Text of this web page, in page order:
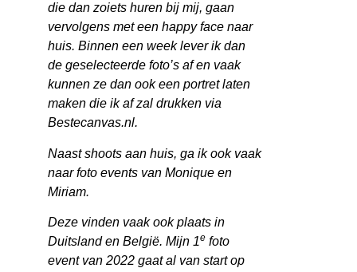
die dan zoiets huren bij mij, gaan
vervolgens met een happy face naar
huis. Binnen een week lever ik dan
de geselecteerde foto’s af en vaak
kunnen ze dan ook een portret laten
maken die ik af zal drukken via
Bestecanvas.nl.
Naast shoots aan huis, ga ik ook vaak
naar foto events van Monique en
Miriam.
Deze vinden vaak ook plaats in
Duitsland en België. Mijn 1e foto
event van 2022 gaat al van start op